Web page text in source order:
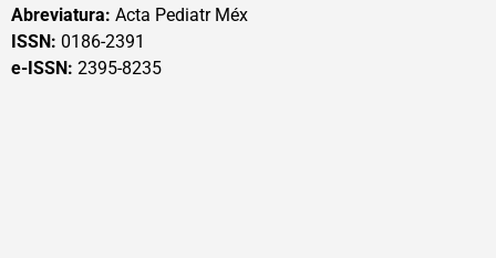
Abreviatura: Acta Pediatr Méx
ISSN: 0186-2391
e-ISSN: 2395-8235